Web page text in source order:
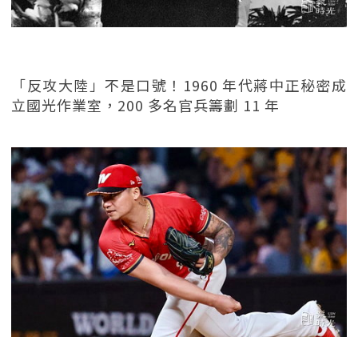
「反攻大陸」不是口號！1960 年代蔣中正秘密成
立國光作業室，200 多名官兵籌劃 11 年